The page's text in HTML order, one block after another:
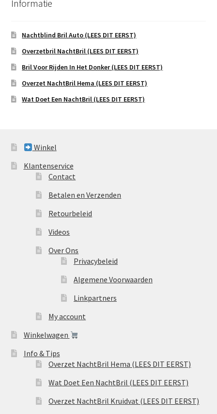
Informatie
Nachtblind Bril Auto (LEES DIT EERST)
Overzetbril NachtBril (LEES DIT EERST)
Bril Voor Rijden In Het Donker (LEES DIT EERST)
Overzet NachtBril Hema (LEES DIT EERST)
Wat Doet Een NachtBril (LEES DIT EERST)
Winkel
Klantenservice
Contact
Betalen en Verzenden
Retourbeleid
Videos
Over Ons
Privacybeleid
Algemene Voorwaarden
Linkpartners
My account
Winkelwagen
Info & Tips
Overzet NachtBril Hema (LEES DIT EERST)
Wat Doet Een NachtBril (LEES DIT EERST)
Overzet NachtBril Kruidvat (LEES DIT EERST)